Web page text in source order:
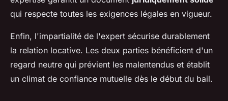
qui respecte toutes les exigences légales en vigueur.
Enfin, l'impartialité de l'expert sécurise durablement
la relation locative. Les deux parties bénéficient d'un
regard neutre qui prévient les malentendus et établit
un climat de confiance mutuelle dès le début du bail.